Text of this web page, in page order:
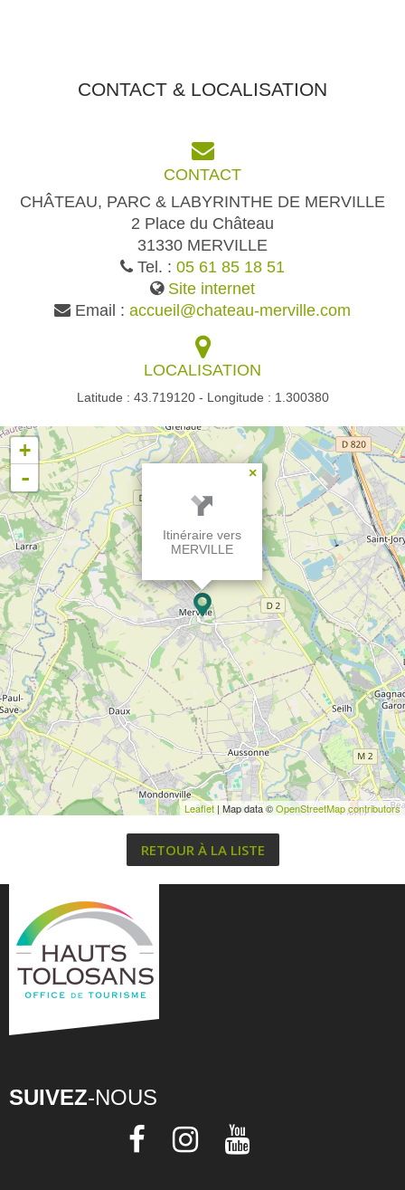
CONTACT & LOCALISATION
CONTACT
CHÂTEAU, PARC & LABYRINTHE DE MERVILLE
2 Place du Château
31330 MERVILLE
Tel. : 05 61 85 18 51
Site internet
Email : accueil@chateau-merville.com
LOCALISATION
Latitude : 43.719120 - Longitude : 1.300380
×
Itinéraire vers
MERVILLE
+
-
Leaflet| Map data ©OpenStreetMap contributors
RETOUR À LA LISTE
SUIVEZ-NOUS